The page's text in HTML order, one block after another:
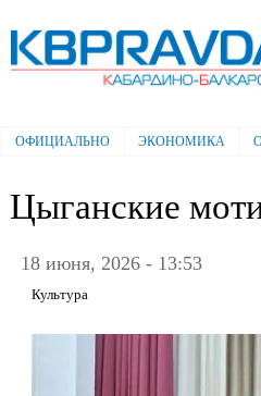
Электронная газета "Кабардино-
Балкарская правда"
Главное меню
ОФИЦИАЛЬНО ЭКОНОМИКА
Цыганские
18 июня, 2026 - 13:53
Культура